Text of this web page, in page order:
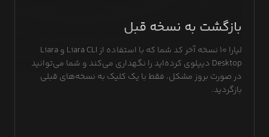
بازگشت به نسخه قبل
لیارا ۱۰ نسخه آخر کد شما که با استفاده از Liara CLI و Liara
Desktop دیپلوی کرده‌اید را نگهداری می‌کند و شما می‌توانید
در صورت بروز مشکل، فقط با یک کلیک به نسخه‌های قبلی
بازگردید.